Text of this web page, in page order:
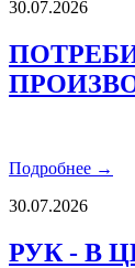
30.07.2026
Подробнее →
30.07.2026
РУК - В